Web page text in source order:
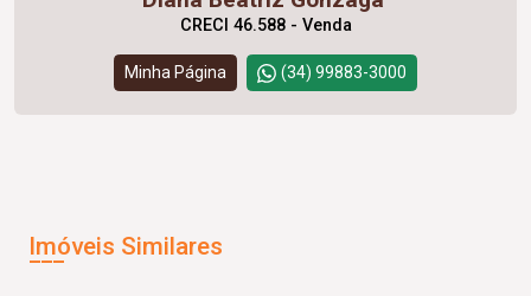
CRECI 46.588 - Venda
Minha Página (34) 99883-3000
Imóveis Similares